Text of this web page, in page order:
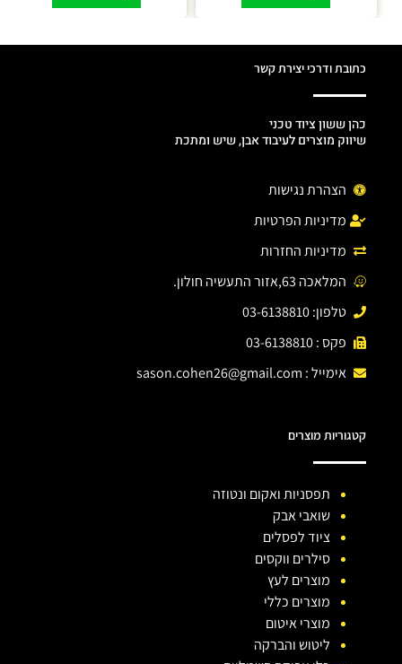
כתובת ודרכי יצירת קשר
כהן ששון ציוד טכני
שיווק מוצרים לעיבוד אבן, שיש ומתכת
הצהרת נגישות
מדיניות הפרטיות
מדיניות החזרות
המלאכה 63,אזור התעשיה חולון.
טלפון: 03-6138810
פקס : 03-6138810
אימייל : sason.cohen26@gmail.com
קטגוריות מוצרים
תפסניות ואקום ונטוזה
שואבי אבק
ציוד לפסלים
סילרים ווקסים
מוצרים לעץ
מוצרים כללי
מוצרי איטום
ליטוש והברקה